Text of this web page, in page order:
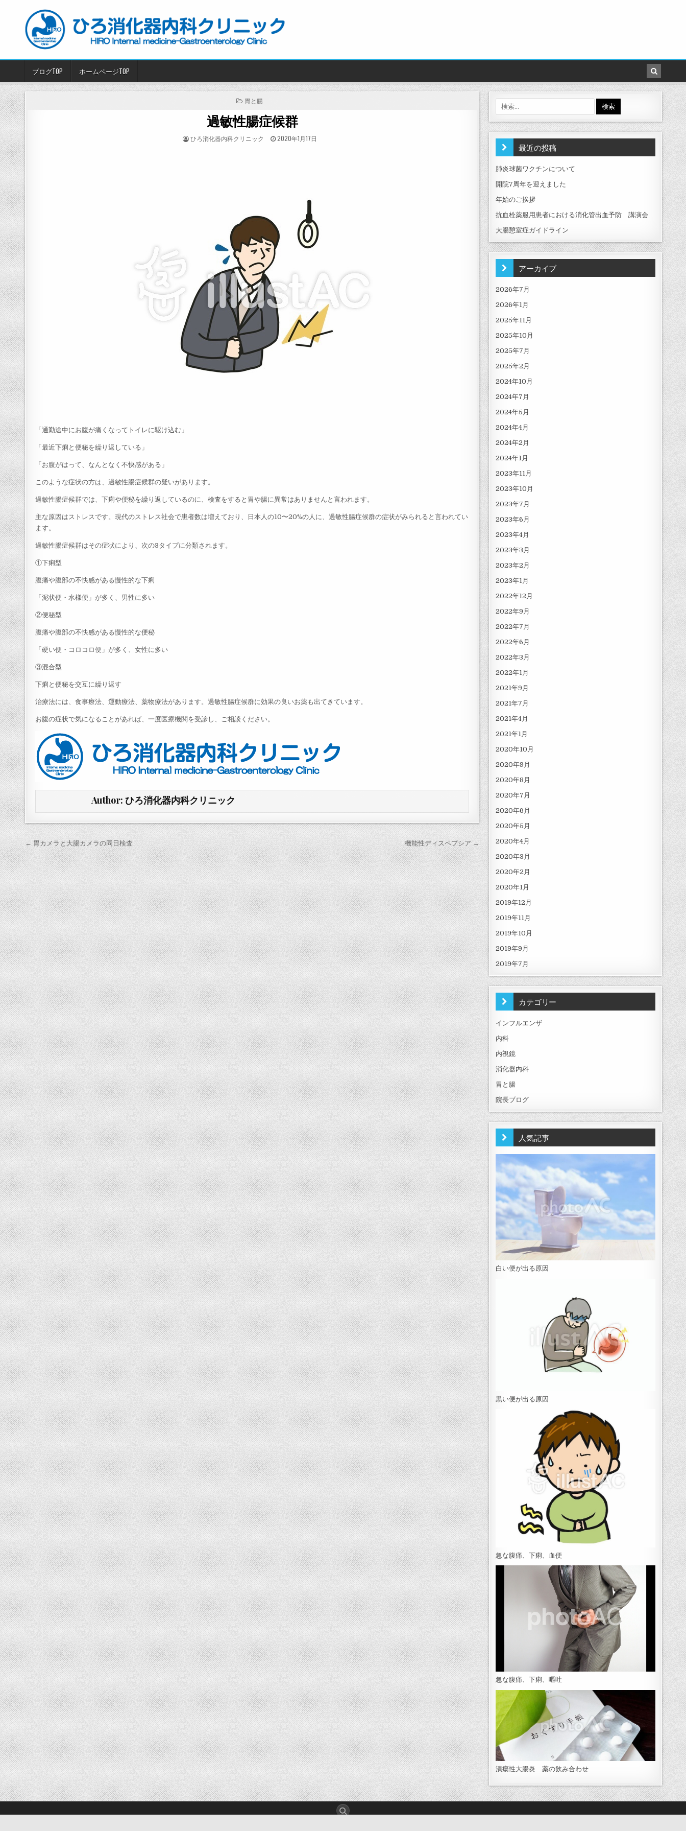
ブログTOP ホームページTOP
POSTED
胃と腸
過敏性腸症候群
POSTED
ひろ消化器内科クリニック
POSTED
2020年1月17日
「通勤途中にお腹が痛くなってトイレに駆け込む」
「最近下痢と便秘を繰り返している」
「お腹がはって、なんとなく不快感がある」
このような症状の方は、過敏性腸症候群の疑いがあります。
過敏性腸症候群では、下痢や便秘を繰り返しているのに、検査をすると胃や腸に異常はありませんと言われます。
主な原因はストレスです。現代のストレス社会で患者数は増えており、日本人の10〜20%の人に、過敏性腸症候群の症状がみられると言われてい
ます。
過敏性腸症候群はその症状により、次の3タイプに分類されます。
①下痢型
腹痛や腹部の不快感がある慢性的な下痢
「泥状便・水様便」が多く、男性に多い
②便秘型
腹痛や腹部の不快感がある慢性的な便秘
「硬い便・コロコロ便」が多く、女性に多い
③混合型
下痢と便秘を交互に繰り返す
治療法には、食事療法、運動療法、薬物療法があります。過敏性腸症候群に効果の良いお薬も出てきています。
お腹の症状で気になることがあれば、一度医療機関を受診し、ご相談ください。
Author:ひろ消化器内科クリニック
投
稿
ナ
ビ
ゲ
ー
シ
ョ
ン
← 胃カメラと大腸カメラの同日検査 機能性ディスペプシア →
索:
最近の投稿
肺炎球菌ワクチンについて
開院7周年を迎えました
年始のご挨拶
抗血栓薬服用患者における消化管出血予防 講演会
大腸憩室症ガイドライン
アーカイブ
2026年7月
2026年1月
2025年11月
2025年10月
2025年7月
2025年2月
2024年10月
2024年7月
2024年5月
2024年4月
2024年2月
2024年1月
2023年11月
2023年10月
2023年7月
2023年6月
2023年4月
2023年3月
2023年2月
2023年1月
2022年12月
2022年9月
2022年7月
2022年6月
2022年3月
2022年1月
2021年9月
2021年7月
2021年4月
2021年1月
2020年10月
2020年9月
2020年8月
2020年7月
2020年6月
2020年5月
2020年4月
2020年3月
2020年2月
2020年1月
2019年12月
2019年11月
2019年10月
2019年9月
2019年7月
カテゴリー
インフルエンザ
内科
内視鏡
消化器内科
胃と腸
院長ブログ
人気記事
白い便が出る原因
黒い便が出る原因
急な腹痛、下痢、血便
急な腹痛、下痢、嘔吐
潰瘍性大腸炎 薬の飲み合わせ